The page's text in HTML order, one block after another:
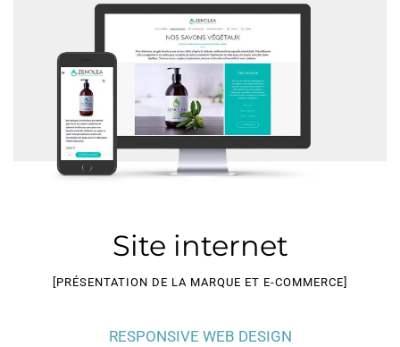
Site internet
[PRÉSENTATION DE LA MARQUE ET E-COMMERCE]
RESPONSIVE WEB DESIGN